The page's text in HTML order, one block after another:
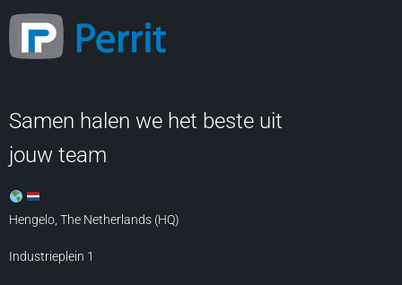
Samen halen we het beste uit
jouw team
Hengelo, The Netherlands (HQ)
Industrieplein 1